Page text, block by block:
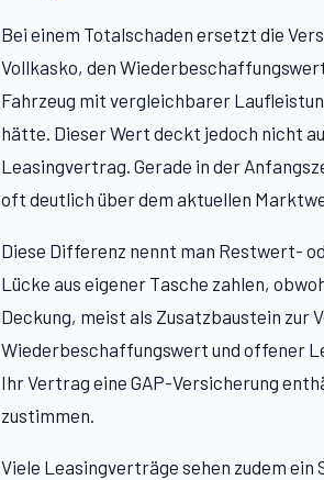
Bei einem Totalschaden ersetzt die
Vollkasko, den
Fahrzeug mit vergleichbarer
hätte. Dieser Wert deckt jedoch nicht
Leasingvertrag. Gerade in der
oft deutlich über dem aktuellen
Diese Differenz nennt man Restwert-
Lücke aus eigener Tasche zahlen,
Deckung, meist als Zusatzbaustein zur
Wiederbeschaffungswert und offener
Ihr Vertrag eine GAP-Versicherung
zustimmen.
Viele Leasingverträge sehen zudem